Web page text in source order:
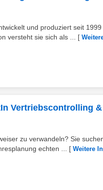
und produziert seit
versteht sie sich als ...
[
Vertriebscontrolling
zu verwandeln? Sie
echten ...
[ Weitere